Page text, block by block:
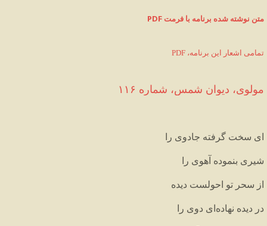
PDF متن نوشته شده برنامه با فرمت
PDF ،تمامی اشعار این برنامه
مولوی، دیوان شمس، شماره ۱۱۶
ای سخت گرفته جادوی را
شیری بنموده آهوی را
از سحر تو احولست دیده
در دیده نهاده‌ای دوی را